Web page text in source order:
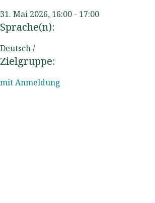
31. Mai 2026, 16:00 - 17:00
Sprache(n):
Deutsch /
Zielgruppe:
mit Anmeldung